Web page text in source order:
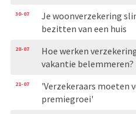
30-07
Je woonverzekering
bezitten van een huis
28-07
Hoe werken
vakantie belemmeren?
21-07
'Verzekeraars moeten
premiegroei'